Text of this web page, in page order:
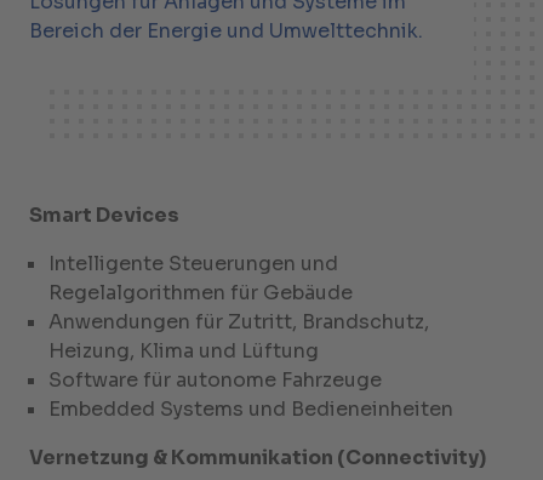
Bereich der Energie und Umwelttechnik.
Smart Devices
Intelligente Steuerungen und
Regelalgorithmen für Gebäude
Anwendungen für Zutritt, Brandschutz,
Heizung, Klima und Lüftung
Software für autonome Fahrzeuge
Embedded Systems und Bedieneinheiten
Vernetzung & Kommunikation (Connectivity)